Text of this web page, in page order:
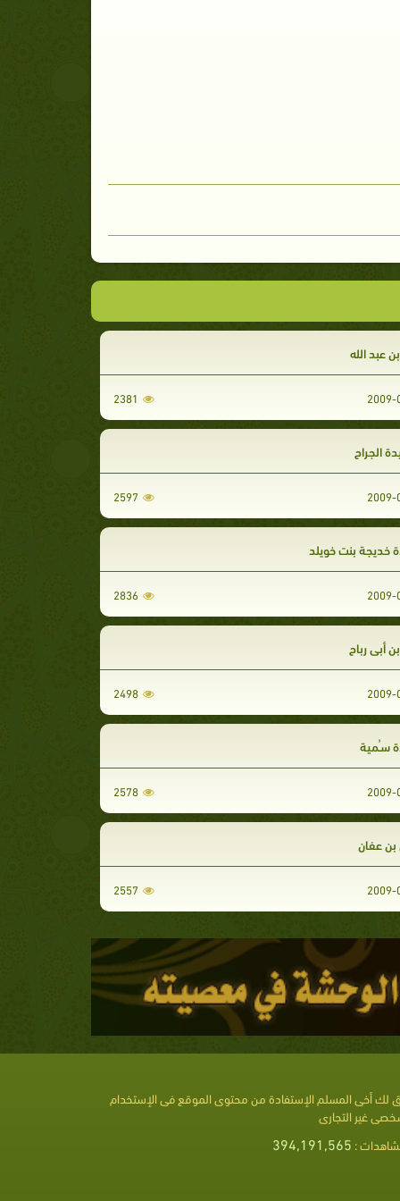
عبد الله
2381
الجراح
2597
خديجة بنت خويلد
2836
أبي رباح
2498
سـُمية
2578
بن عفان
2557
لك أخى المسلم الإستفادة من محتوى الموقع فى الإستخدام
غير التجارى
:
394,191,565